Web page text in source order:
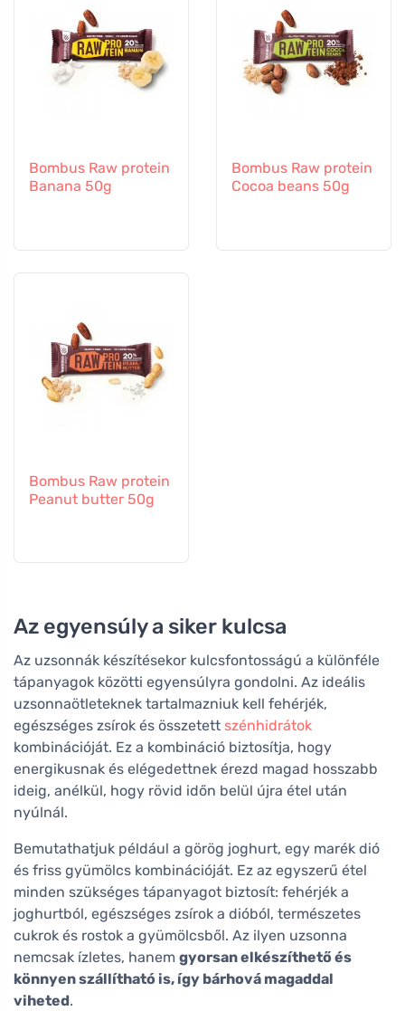
Bombus Raw protein
Banana 50g
Bombus Raw protein
Cocoa beans 50g
Bombus Raw protein
Peanut butter 50g
Az egyensúly a siker kulcsa
Az uzsonnák készítésekor kulcsfontosságú a különféle
tápanyagok közötti egyensúlyra gondolni. Az ideális
uzsonnaötleteknek tartalmazniuk kell fehérjék,
egészséges zsírok és összetett szénhidrátok
kombinációját. Ez a kombináció biztosítja, hogy
energikusnak és elégedettnek érezd magad hosszabb
ideig, anélkül, hogy rövid időn belül újra étel után
nyúlnál.
Bemutathatjuk például a görög joghurt, egy marék dió
és friss gyümölcs kombinációját. Ez az egyszerű étel
minden szükséges tápanyagot biztosít: fehérjék a
joghurtból, egészséges zsírok a dióból, természetes
cukrok és rostok a gyümölcsből. Az ilyen uzsonna
nemcsak ízletes, hanem gyorsan elkészíthető és
könnyen szállítható is, így bárhová magaddal
viheted.